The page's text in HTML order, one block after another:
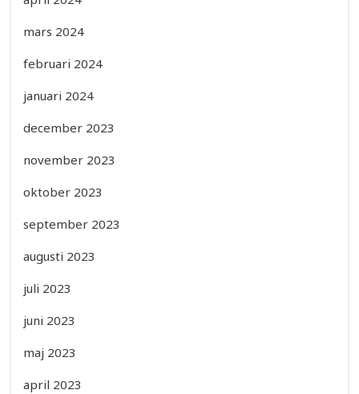
mars 2024
februari 2024
januari 2024
december 2023
november 2023
oktober 2023
september 2023
augusti 2023
juli 2023
juni 2023
maj 2023
april 2023